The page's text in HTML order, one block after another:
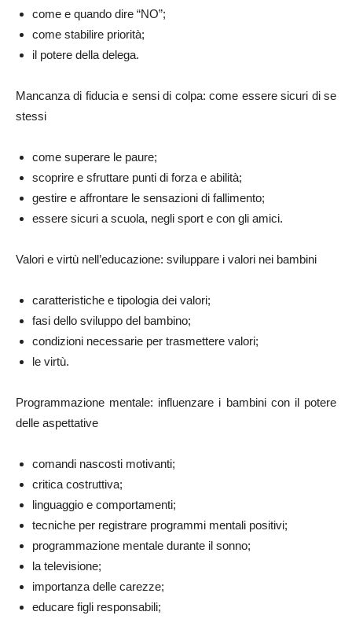
come e quando dire “NO”;
come stabilire priorità;
il potere della delega.
Mancanza di fiducia e sensi di colpa: come essere sicuri di se
stessi
come superare le paure;
scoprire e sfruttare punti di forza e abilità;
gestire e affrontare le sensazioni di fallimento;
essere sicuri a scuola, negli sport e con gli amici.
Valori e virtù nell’educazione: sviluppare i valori nei bambini
caratteristiche e tipologia dei valori;
fasi dello sviluppo del bambino;
condizioni necessarie per trasmettere valori;
le virtù.
Programmazione mentale: influenzare i bambini con il potere
delle aspettative
comandi nascosti motivanti;
critica costruttiva;
linguaggio e comportamenti;
tecniche per registrare programmi mentali positivi;
programmazione mentale durante il sonno;
la televisione;
importanza delle carezze;
educare figli responsabili;